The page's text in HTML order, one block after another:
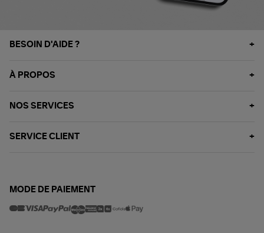
BESOIN D'AIDE ?
À PROPOS
NOS SERVICES
SERVICE CLIENT
MODE DE PAIEMENT